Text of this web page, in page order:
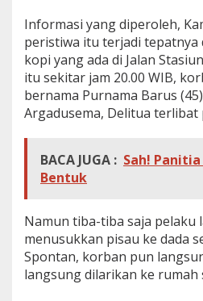
g
u
n
T
w
a
i
a
m
B
a
r
Informasi yang diperoleh,
peristiwa itu terjadi tepatnya
kopi yang ada di Jalan
itu sekitar jam 20.00 WIB,
bernama Purnama Barus
Argadusema, Delitua terlibat
BACA JUGA : Sah!
Bentuk
Namun tiba-tiba saja pelaku
menusukkan pisau ke dada
Spontan, korban pun
langsung dilarikan ke rumah